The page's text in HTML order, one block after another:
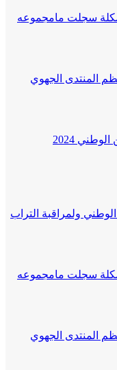
سجلت مامجموعه
المنتدى الجهوي
2024
ولمراقبة التراب
سجلت مامجموعه
المنتدى الجهوي